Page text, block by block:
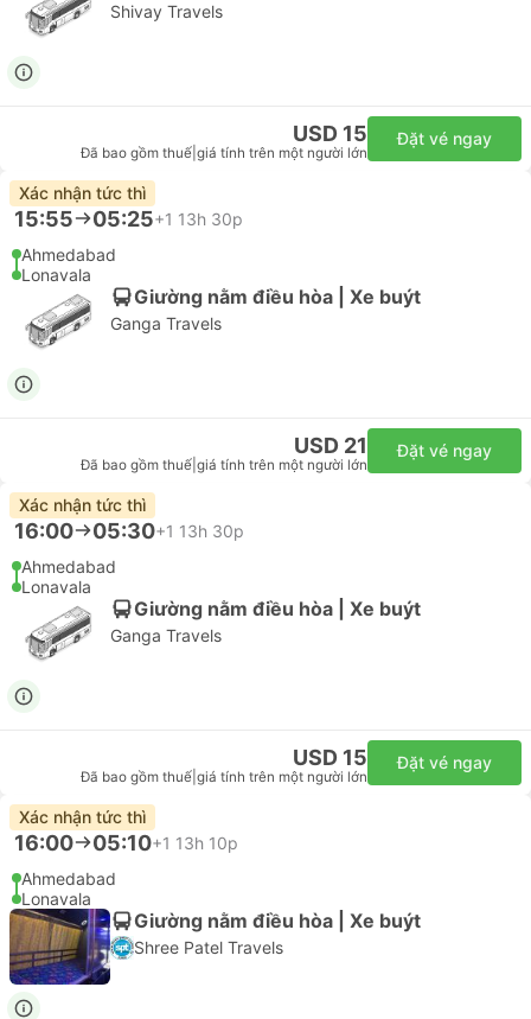
Shivay Travels
USD 15
Đã bao gồm thuế giá tính trên một người lớn
Đặt vé ngay
Xác nhận tức thì
15:55 05:25+1 13h 30p
Ahmedabad
Lonavala
Giường nằm điều hòa | Xe buýt
Ganga Travels
USD 21
Đã bao gồm thuế giá tính trên một người lớn
Đặt vé ngay
Xác nhận tức thì
16:00 05:30+1 13h 30p
Ahmedabad
Lonavala
Giường nằm điều hòa | Xe buýt
Ganga Travels
USD 15
Đã bao gồm thuế giá tính trên một người lớn
Đặt vé ngay
Xác nhận tức thì
16:00 05:10+1 13h 10p
Ahmedabad
Lonavala
Giường nằm điều hòa | Xe buýt
Shree Patel Travels